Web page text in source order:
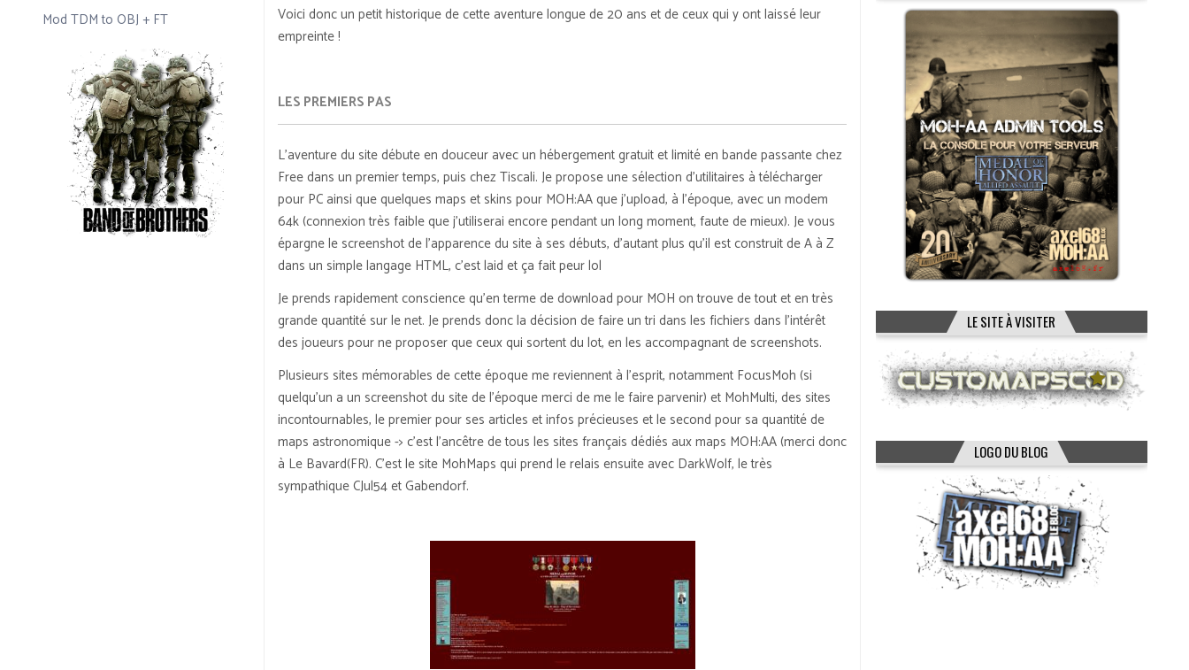
Voici donc un petit historique de cette aventure longue de 20 ans et de ceux qui y ont laissé leur
empreinte !
LES PREMIERS PAS
L’aventure du site débute en douceur avec un hébergement gratuit et limité en bande passante chez
Free dans un premier temps, puis chez Tiscali. Je propose une sélection d’utilitaires à télécharger
pour PC ainsi que quelques maps et skins pour MOH:AA que j’upload, à l’époque, avec un modem
64k (connexion très faible que j’utiliserai encore pendant un long moment, faute de mieux). Je vous
épargne le screenshot de l’apparence du site à ses débuts, d’autant plus qu’il est construit de A à Z
dans un simple langage HTML, c’est laid et ça fait peur lol
Je prends rapidement conscience qu’en terme de download pour MOH on trouve de tout et en très
grande quantité sur le net. Je prends donc la décision de faire un tri dans les fichiers dans l’intérêt
des joueurs pour ne proposer que ceux qui sortent du lot, en les accompagnant de screenshots.
Plusieurs sites mémorables de cette époque me reviennent à l’esprit, notamment FocusMoh (si
quelqu’un a un screenshot du site de l’époque merci de me le faire parvenir) et MohMulti, des sites
incontournables, le premier pour ses articles et infos précieuses et le second pour sa quantité de
maps astronomique -> c’est l’ancêtre de tous les sites français dédiés aux maps MOH:AA (merci donc
à Le Bavard(FR). C’est le site MohMaps qui prend le relais ensuite avec DarkWolf, le très
sympathique CJul54 et Gabendorf.
Mod TDM to OBJ + FT
LE SITE À VISITER
LOGO DU BLOG